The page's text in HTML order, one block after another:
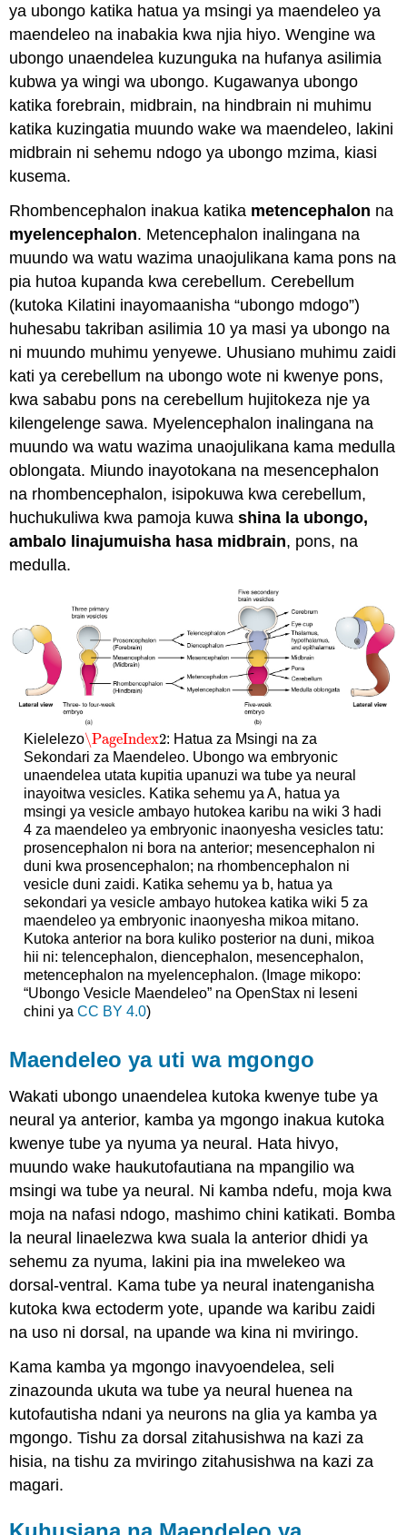
ya ubongo katika hatua ya msingi ya maendeleo ya
maendeleo na inabakia kwa njia hiyo. Wengine wa
ubongo unaendelea kuzunguka na hufanya asilimia
kubwa ya wingi wa ubongo. Kugawanya ubongo
katika forebrain, midbrain, na hindbrain ni muhimu
katika kuzingatia muundo wake wa maendeleo, lakini
midbrain ni sehemu ndogo ya ubongo mzima, kiasi
kusema.
Rhombencephalon inakua katika metencephalon na
myelencephalon. Metencephalon inalingana na
muundo wa watu wazima unaojulikana kama pons na
pia hutoa kupanda kwa cerebellum. Cerebellum
(kutoka Kilatini inayomaanisha “ubongo mdogo”)
huhesabu takriban asilimia 10 ya masi ya ubongo na
ni muundo muhimu yenyewe. Uhusiano muhimu zaidi
kati ya cerebellum na ubongo wote ni kwenye pons,
kwa sababu pons na cerebellum hujitokeza nje ya
kilengelenge sawa. Myelencephalon inalingana na
muundo wa watu wazima unaojulikana kama medulla
oblongata. Miundo inayotokana na mesencephalon
na rhombencephalon, isipokuwa kwa cerebellum,
huchukuliwa kwa pamoja kuwashina la ubongo,
ambalo linajumuisha hasa midbrain, pons, na
medulla.
Kielelezo\PageIndex2
\PageIndex2: Hatua za Msingi na za
Sekondari za Maendeleo. Ubongo wa embryonic
unaendelea utata kupitia upanuzi wa tube ya neural
inayoitwa vesicles. Katika sehemu ya A, hatua ya
msingi ya vesicle ambayo hutokea karibu na wiki 3 hadi
4 za maendeleo ya embryonic inaonyesha vesicles tatu:
prosencephalon ni bora na anterior; mesencephalon ni
duni kwa prosencephalon; na rhombencephalon ni
vesicle duni zaidi. Katika sehemu ya b, hatua ya
sekondari ya vesicle ambayo hutokea katika wiki 5 za
maendeleo ya embryonic inaonyesha mikoa mitano.
Kutoka anterior na bora kuliko posterior na duni, mikoa
hii ni: telencephalon, diencephalon, mesencephalon,
metencephalon na myelencephalon. (Image mikopo:
“Ubongo Vesicle Maendeleo” na OpenStax ni leseni
chini ya CC BY 4.0)
Maendeleo ya uti wa mgongo
Wakati ubongo unaendelea kutoka kwenye tube ya
neural ya anterior, kamba ya mgongo inakua kutoka
kwenye tube ya nyuma ya neural. Hata hivyo,
muundo wake haukutofautiana na mpangilio wa
msingi wa tube ya neural. Ni kamba ndefu, moja kwa
moja na nafasi ndogo, mashimo chini katikati. Bomba
la neural linaelezwa kwa suala la anterior dhidi ya
sehemu za nyuma, lakini pia ina mwelekeo wa
dorsal-ventral. Kama tube ya neural inatenganisha
kutoka kwa ectoderm yote, upande wa karibu zaidi
na uso ni dorsal, na upande wa kina ni mviringo.
Kama kamba ya mgongo inavyoendelea, seli
zinazounda ukuta wa tube ya neural huenea na
kutofautisha ndani ya neurons na glia ya kamba ya
mgongo. Tishu za dorsal zitahusishwa na kazi za
hisia, na tishu za mviringo zitahusishwa na kazi za
magari.